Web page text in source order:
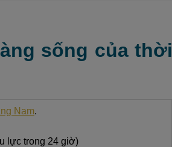
sống của thời
Nam.
lực trong 24 giờ)